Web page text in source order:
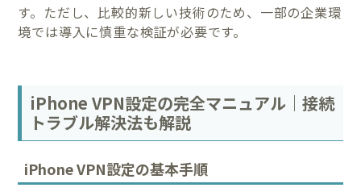
す。ただし、比較的新しい技術のため、一部の企業環
境では導入に慎重な検証が必要です。
iPhone VPN設定の完全マニュアル｜接続
トラブル解決法も解説
iPhone VPN設定の基本手順